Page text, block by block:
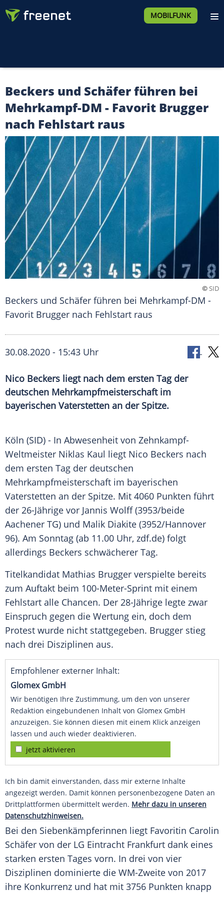
MOBILFUNK
Beckers und Schäfer führen bei
Mehrkampf-DM - Favorit Brugger
nach Fehlstart raus
©SID
Beckers und Schäfer führen bei Mehrkampf-DM -
Favorit Brugger nach Fehlstart raus
30.08.2020 - 15:43 Uhr
Nico Beckers liegt nach dem ersten Tag der
deutschen Mehrkampfmeisterschaft im
bayerischen Vaterstetten an der Spitze.
Köln (SID) - In Abwesenheit von Zehnkampf-
Weltmeister Niklas Kaul liegt Nico Beckers nach
dem ersten Tag der deutschen
Mehrkampfmeisterschaft im bayerischen
Vaterstetten an der Spitze. Mit 4060 Punkten führt
der 26-Jährige vor Jannis Wolff(3953/beide
Aachener TG) und Malik Diakite (3952/Hannover
96). Am Sonntag (ab 11.00 Uhr, zdf.de) folgt
allerdings Beckers schwächerer Tag.
Titelkandidat Mathias Brugger verspielte bereits
zum Auftakt beim 100-Meter-Sprint mit einem
Fehlstart alle Chancen. Der 28-Jährige legte zwar
Einspruch gegen die Wertung ein, doch dem
Protest wurde nicht stattgegeben. Brugger stieg
nach drei Disziplinen aus.
Empfohlener externer Inhalt:
Glomex GmbH
Wir benötigen Ihre Zustimmung, um den von unserer
Redaktion eingebundenen Inhalt von Glomex GmbH
anzuzeigen. Sie können diesen mit einem Klick anzeigen
lassen und auch wieder deaktivieren.
jetzt aktivieren
Ich bin damit einverstanden, dass mir externe Inhalte
angezeigt werden. Damit können personenbezogene Daten an
Drittplattformen übermittelt werden. Mehr dazu in unseren
Datenschutzhinweisen.
Bei den Siebenkämpferinnen liegt Favoritin Carolin
Schäfer von der LG Eintracht Frankfurt dank eines
starken ersten Tages vorn. In drei von vier
Disziplinen dominierte die WM-Zweite von 2017
ihre Konkurrenz und hat mit 3756 Punkten knapp